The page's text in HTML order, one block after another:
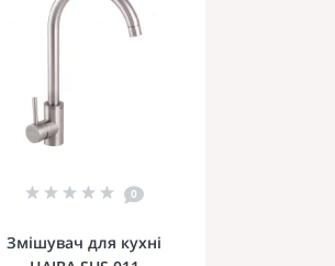
0
Змішувач для кухні